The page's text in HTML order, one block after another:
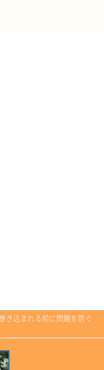
き込まれる前に問題を防ぐ